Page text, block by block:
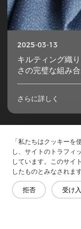
「私たちはクッキーを
し、サイトのトラフィ
しています。このサイ
したものとみなされます
拒否 受け
2025-03-13
キルティング織
さの完璧な組み
さらに詳しく